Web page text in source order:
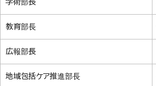
教育部長
広報部長
地域包括ケア推進部長